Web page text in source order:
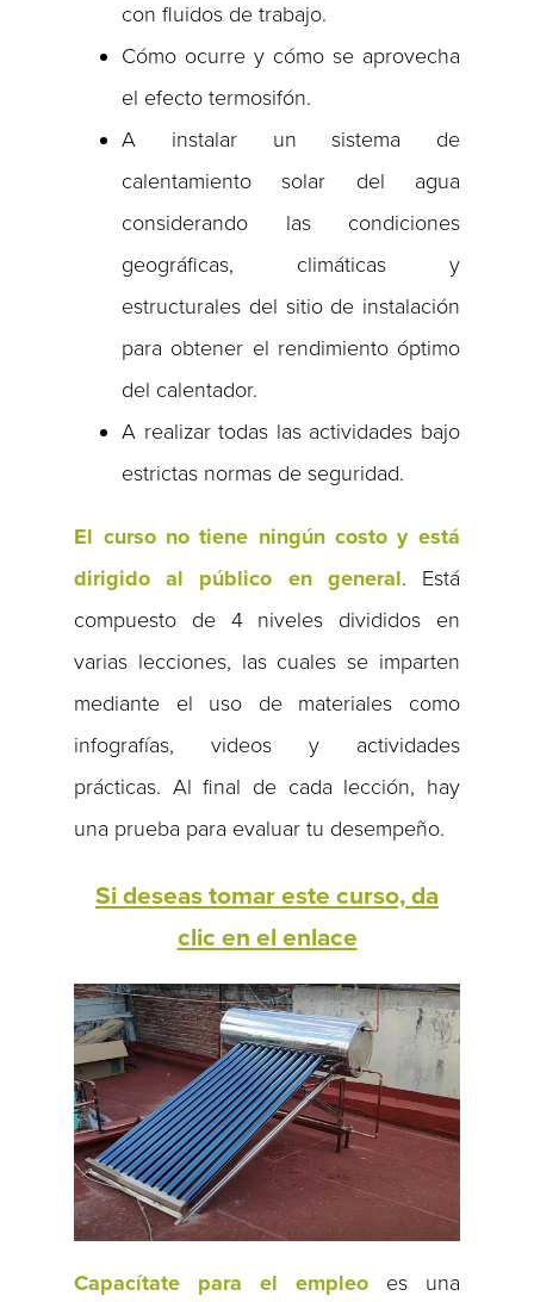
con fluidos de trabajo.
Cómo ocurre y cómo se aprovecha
el efecto termosifón.
A instalar un sistema de
calentamiento solar del agua
considerando las condiciones
geográficas, climáticas y
estructurales del sitio de instalación
para obtener el rendimiento óptimo
del calentador.
A realizar todas las actividades bajo
estrictas normas de seguridad.
El curso no tiene ningún costo y está
dirigido al público en general. Está
compuesto de 4 niveles divididos en
varias lecciones, las cuales se imparten
mediante el uso de materiales como
infografías, videos y actividades
prácticas. Al final de cada lección, hay
una prueba para evaluar tu desempeño.
Si deseas tomar este curso, da
clic en el enlace
Capacítate para el empleoes una